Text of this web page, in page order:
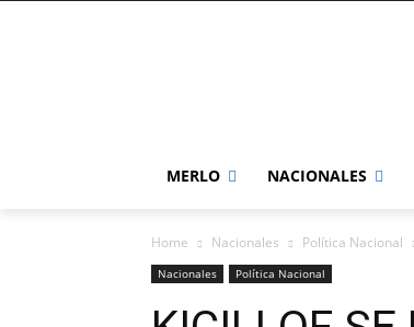
MERLO NACIONALES
Home Nacionales Política Nacional
Nacionales Política Nacional